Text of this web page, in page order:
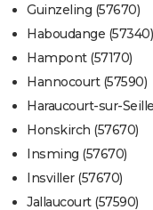
Guinzeling (57670)
Haboudange (57340)
Hampont (57170)
Hannocourt (57590)
Haraucourt-sur-
Honskirch (57670)
Insming (57670)
Insviller (57670)
Jallaucourt (57590)